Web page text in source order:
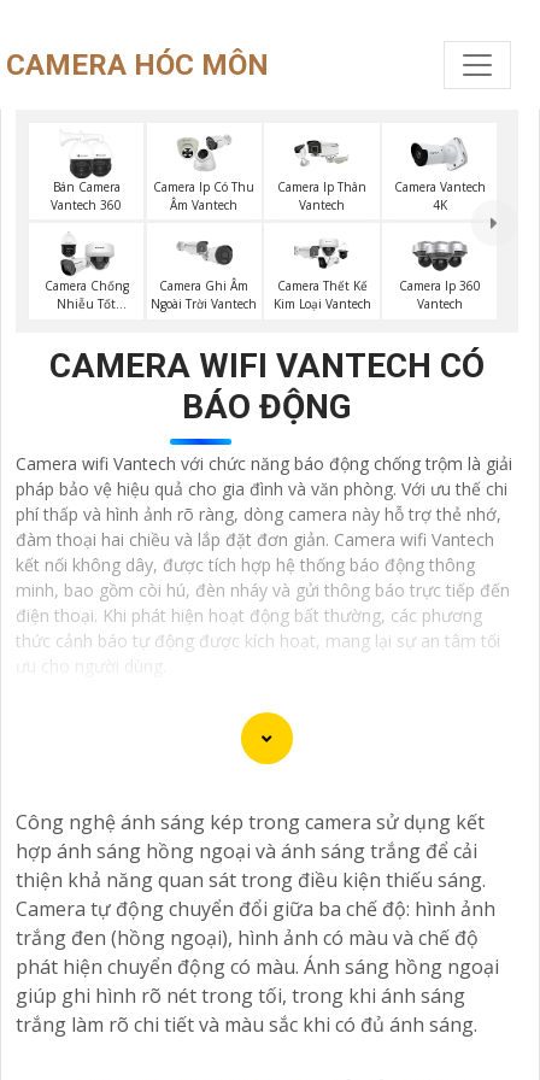
CAMERA HÓC MÔN
Bán Camera
Vantech 360
Camera Ip Có Thu
Âm Vantech
Camera Ip Thân
Vantech
Camera Vantech
4K
Camera Chống
Nhiễu Tốt
Camera Ghi Âm
Ngoài Trời Vantech
Camera Thết Kế
Kim Loại Vantech
Camera Ip 360
Vantech
CAMERA WIFI VANTECH CÓ
BÁO ĐỘNG
Camera wifi Vantech với chức năng báo động chống trộm là giải
pháp bảo vệ hiệu quả cho gia đình và văn phòng. Với ưu thế chi
phí thấp và hình ảnh rõ ràng, dòng camera này hỗ trợ thẻ nhớ,
đàm thoại hai chiều và lắp đặt đơn giản. Camera wifi Vantech
kết nối không dây, được tích hợp hệ thống báo động thông
minh, bao gồm còi hú, đèn nháy và gửi thông báo trực tiếp đến
điện thoại. Khi phát hiện hoạt động bất thường, các phương
thức cảnh báo tự động được kích hoạt, mang lại sự an tâm tối
ưu cho người dùng.
hàng đầu tại Việt Nam, chúng được thiết kế với công
nghệ hiện đại và chất lượng cao để khẳng định an ninh
và giám sát tốt cho ngôi nhà, cửa hàng, văn phòng
hoặc doanh nghiệp của bạn.
Vantech Việt Nam cung cấp các dòng sản phẩm camera
giám sát chất lượng cao như camera IP, camera HD-
TVI, camera AHD, camera wifi, camera thông minh, và
nhiều hơn nữa. Các sản phẩm của Vantech được sản
Công nghệ ánh sáng kép trong camera sử dụng kết
hợp ánh sáng hồng ngoại và ánh sáng trắng để cải
thiện khả năng quan sát trong điều kiện thiếu sáng.
Camera tự động chuyển đổi giữa ba chế độ: hình ảnh
trắng đen (hồng ngoại), hình ảnh có màu và chế độ
phát hiện chuyển động có màu. Ánh sáng hồng ngoại
giúp ghi hình rõ nét trong tối, trong khi ánh sáng
trắng làm rõ chi tiết và màu sắc khi có đủ ánh sáng.